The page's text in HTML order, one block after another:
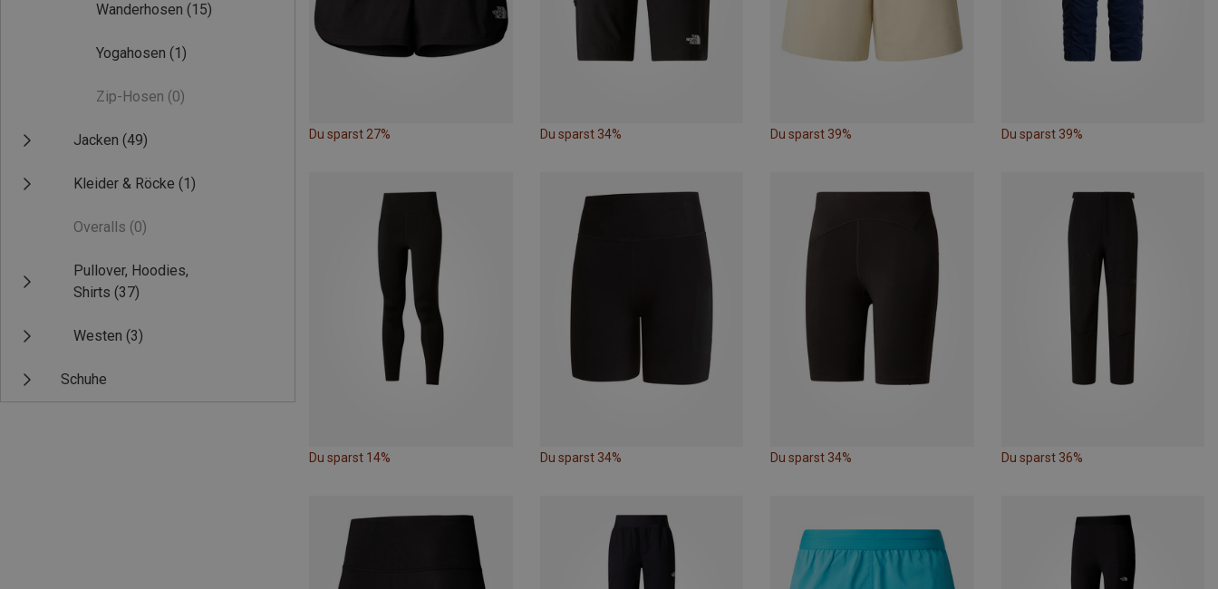
Wanderhosen (15)
Yogahosen (1)
Zip-Hosen (0)
Jacken (49)
Kleider & Röcke (1)
Overalls (0)
Pullover, Hoodies,
Shirts (37)
Westen (3)
Schuhe
Du sparst 27% Du sparst 34% Du sparst 39% Du sparst 39%
Du sparst 14% Du sparst 34% Du sparst 34% Du sparst 36%